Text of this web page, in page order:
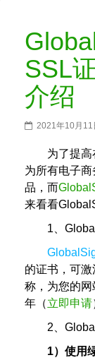
SSL
介绍
2021年10月11
为了提
为所有电子
品，而
来看看
1、
的证书，可
称，为您的
年（立即申请
2、
1）使用